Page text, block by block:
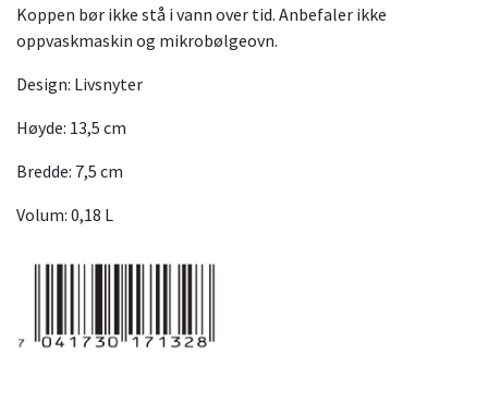
Koppen bør ikke stå i vann over tid. Anbefaler ikke
oppvaskmaskin og mikrobølgeovn.
Design: Livsnyter
Høyde: 13,5 cm
Bredde: 7,5 cm
Volum: 0,18 L